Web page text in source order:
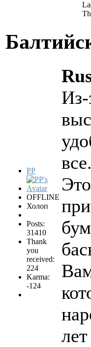
PP
OFFLINE
Холоп
Posts:
31410
Thank
you
received:
224
Karma:
-124
Из-
все.